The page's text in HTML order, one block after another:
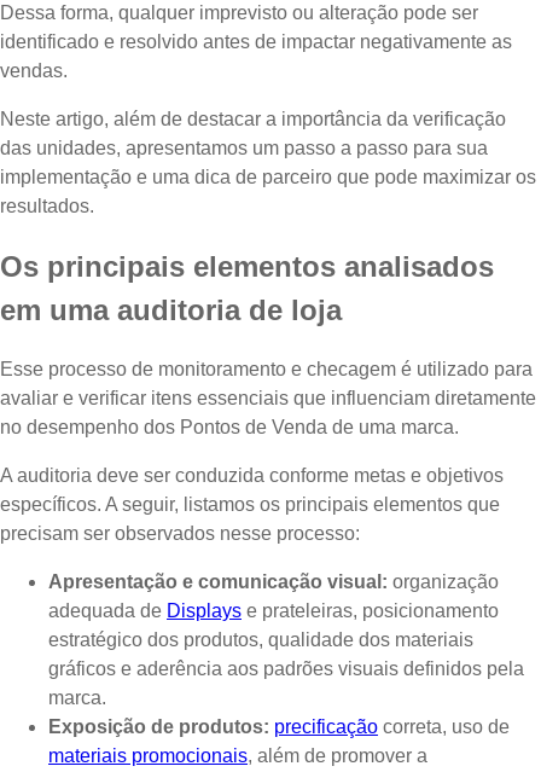
Dessa forma, qualquer imprevisto ou alteração pode ser
identificado e resolvido antes de impactar negativamente as
vendas.
Neste artigo, além de destacar a importância da verificação
das unidades, apresentamos um passo a passo para sua
implementação e uma dica de parceiro que pode maximizar os
resultados.
Os principais elementos analisados
em uma auditoria de loja
Esse processo de monitoramento e checagem é utilizado para
avaliar e verificar itens essenciais que influenciam diretamente
no desempenho dos Pontos de Venda de uma marca.
A auditoria deve ser conduzida conforme metas e objetivos
específicos. A seguir, listamos os principais elementos que
precisam ser observados nesse processo:
Apresentação e comunicação visual: organização
adequada de Displays e prateleiras, posicionamento
estratégico dos produtos, qualidade dos materiais
gráficos e aderência aos padrões visuais definidos pela
marca.
Exposição de produtos: precificação correta, uso de
materiais promocionais, além de promover a